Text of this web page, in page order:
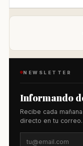
NEWSLETTER
Informando
Recibe cada
directo en tu correo.